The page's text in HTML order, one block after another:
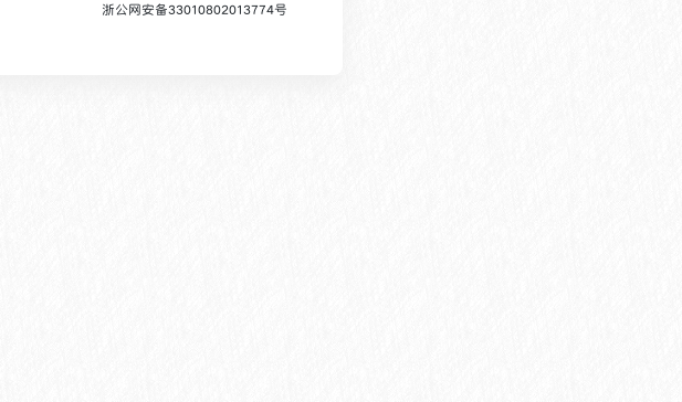
浙公网安备33010802013774号